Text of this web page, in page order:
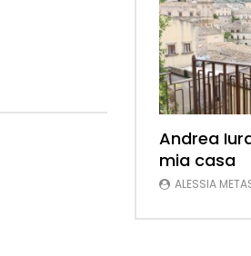
Andrea
mia casa
ALESSIA